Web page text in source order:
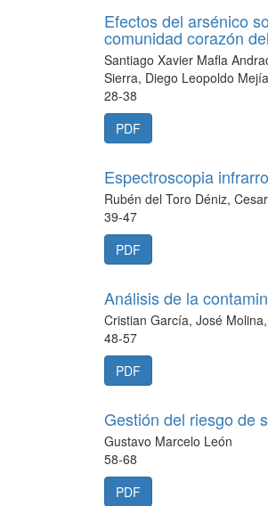
Efectos del arsénico
comunidad corazón
Santiago Xavier Mafla
Sierra, Diego Leopoldo
28-38
PDF
Espectroscopia
Rubén del Toro Déniz,
39-47
PDF
Análisis de la
Cristian García, José
48-57
PDF
Gestión del riesgo de
Gustavo Marcelo León
58-68
PDF